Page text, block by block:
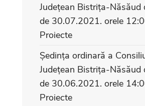
Județean Bistrița-Năsăud
de 30.07.2021. orele
Proiecte
Ședința ordinară a
Județean Bistrița-Năsăud
de 30.06.2021. orele
Proiecte